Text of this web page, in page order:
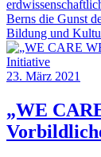
Berns die Gunst
Bildung und
23. März 2021
„WE